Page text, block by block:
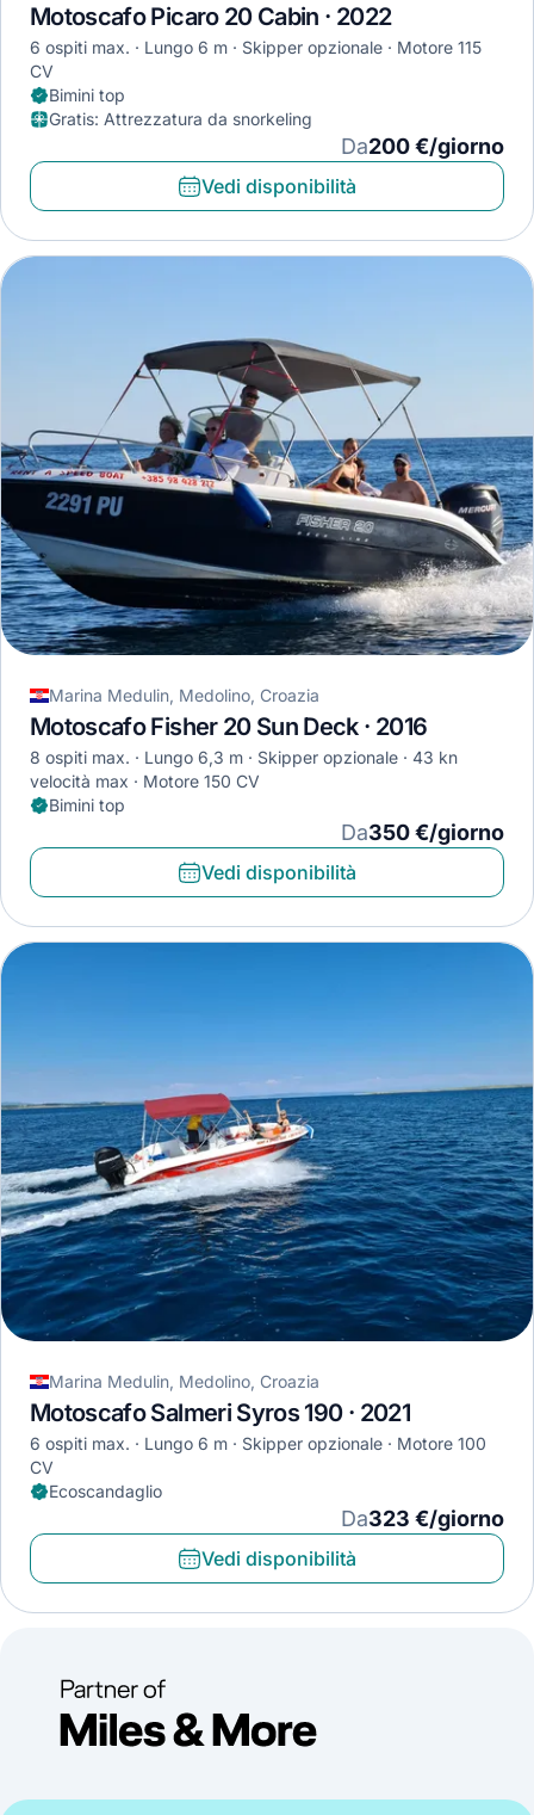
Motoscafo Picaro 20 Cabin · 2022
6 ospiti max. Lungo 6 m Skipper opzionale
Motore 115
CV
Bimini top
Gratis: Attrezzatura da snorkeling
Da200 €/giorno
Vedi disponibilità
Marina Medulin, Medolino, Croazia
Motoscafo Fisher 20 Sun Deck · 2016
8 ospiti max. Lungo 6,3 m Skipper opzionale
43 kn
velocità max
Motore 150 CV
Bimini top
Da350 €/giorno
Vedi disponibilità
Marina Medulin, Medolino, Croazia
Motoscafo Salmeri Syros 190 · 2021
6 ospiti max. Lungo 6 m Skipper opzionale
Motore 100
CV
Ecoscandaglio
Da323 €/giorno
Vedi disponibilità